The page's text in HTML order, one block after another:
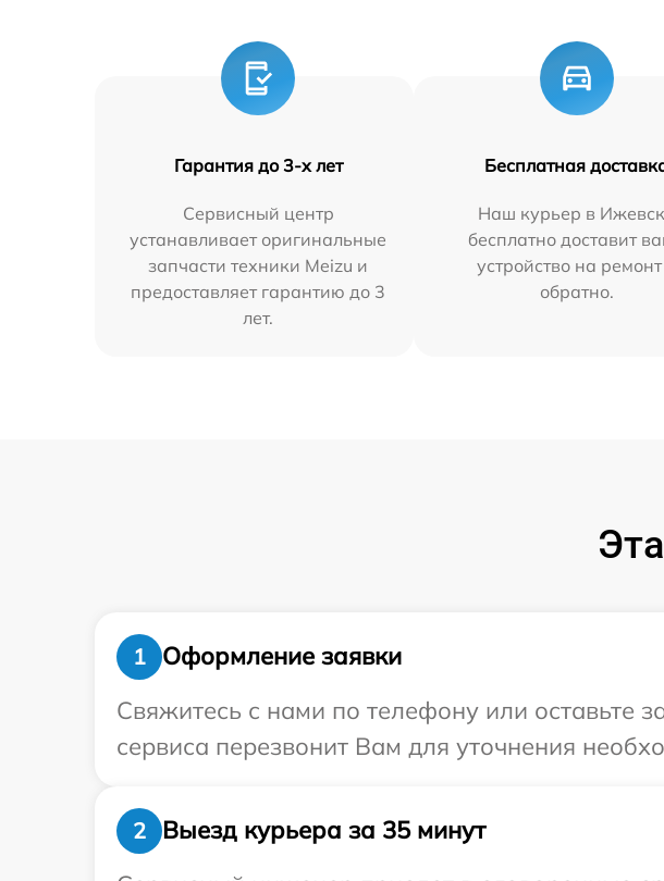
Гарантия до 3-х лет
Сервисный центр
устанавливает оригинальные
запчасти техники Meizu и
предоставляет гарантию до 3
лет.
Бесплатная
Наш курьер в
бесплатно доставит
устройство на
обратно.
1
Оформление заявки
Свяжитесь с нами по телефону или оставьте
сервиса перезвонит Вам для уточнения
2
Выезд курьера за 35 минут